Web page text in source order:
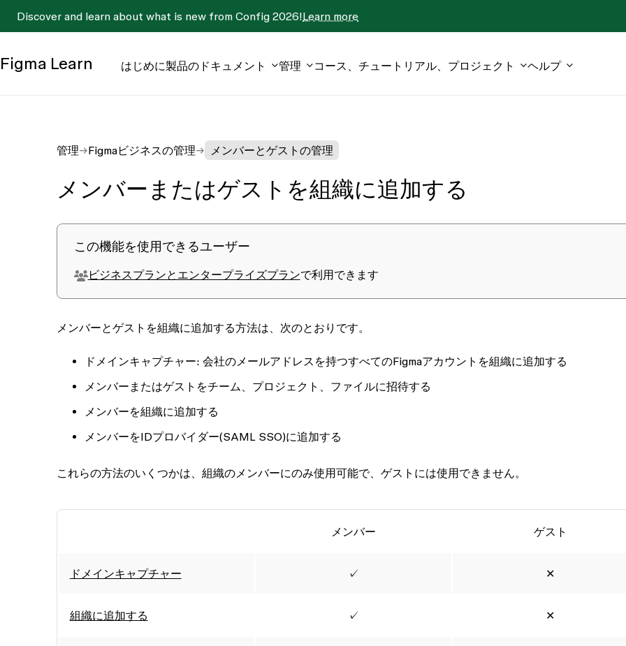
Discover and learn about what is new from Config 2026!Learn more
Figma Learn はじめに製品のドキュメント 管理 コース、チュートリアル、プロジェクト ヘルプ
管理 Figmaビジネスの管理 メンバーとゲストの管理
メンバーまたはゲストを組織に追加する
この機能を使用できるユーザー
ビジネスプランとエンタープライズプランで利用できます
メンバーとゲストを組織に追加する方法は、次のとおりです。
ドメインキャプチャー: 会社のメールアドレスを持つすべてのFigmaアカウントを組織に追加する
メンバーまたはゲストをチーム、プロジェクト、ファイルに招待する
メンバーを組織に追加する
メンバーをIDプロバイダー(SAML SSO)に追加する
これらの方法のいくつかは、組織のメンバーにのみ使用可能で、ゲストには使用できません。
メンバー ゲスト
ドメインキャプチャー ✓ ✕
組織に追加する ✓ ✕